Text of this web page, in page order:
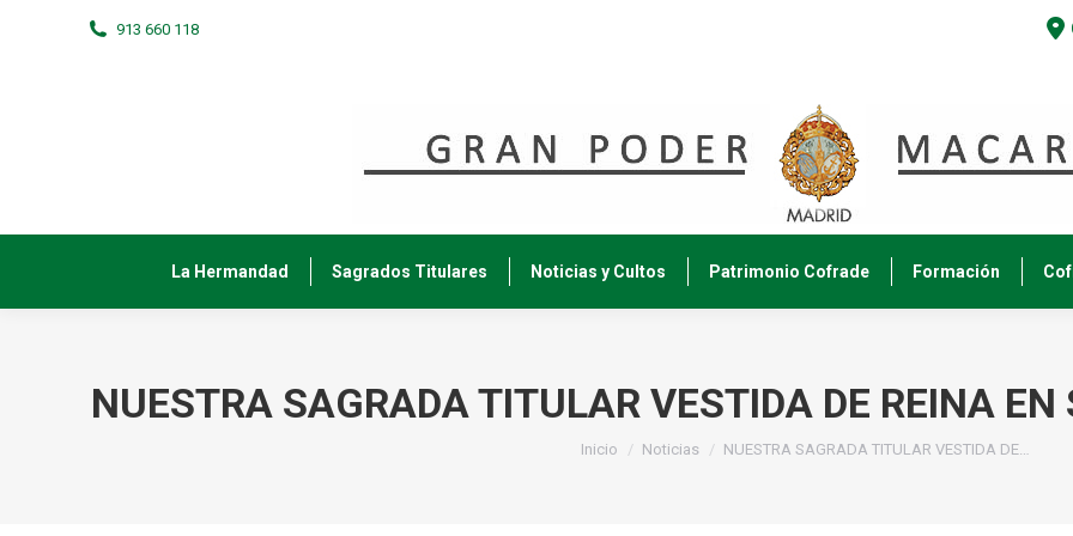
913 660 118
La Hermandad Sagrados Titulares Noticias y Cultos Patrimonio Cofrade Formación
NUESTRA SAGRADA TITULAR VESTIDA DE REINA EN
Estás aquí:
Inicio Noticias NUESTRA SAGRADA TITULAR VESTIDA DE…